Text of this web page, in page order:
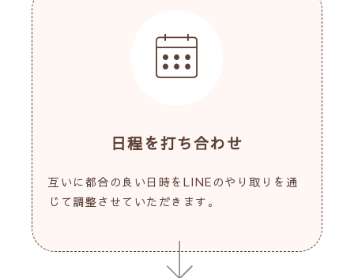
日程を打ち合わせ
互いに都合の良い日時をLINEのやり取りを通
じて調整させていただきます。